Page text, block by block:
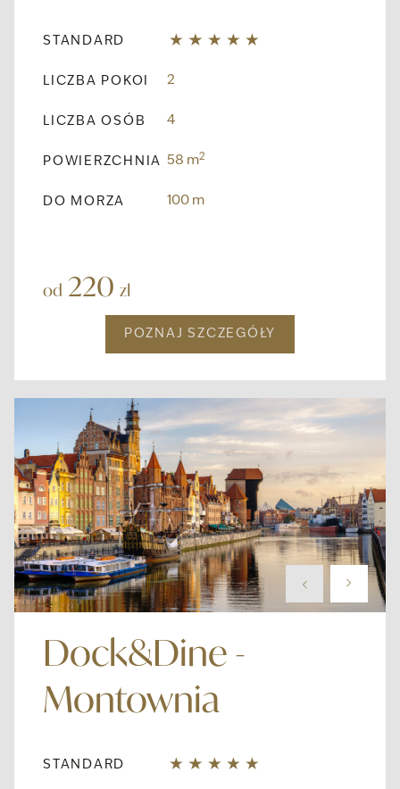
STANDARD
LICZBA POKOI 2
LICZBA OSÓB 4
POWIERZCHNIA 58 m2
DO MORZA 100 m
od 220 zł
POZNAJ SZCZEGÓŁY
Dock&Dine -
Montownia
STANDARD